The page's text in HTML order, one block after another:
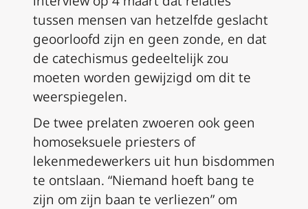
tussen mensen van hetzelfde geslacht
geoorloofd zijn en geen zonde, en dat
de catechismus gedeeltelijk zou
moeten worden gewijzigd om dit te
weerspiegelen.
De twee prelaten zwoeren ook geen
homoseksuele priesters of
lekenmedewerkers uit hun bisdommen
te ontslaan. “Niemand hoeft bang te
zijn om zijn baan te verliezen” om